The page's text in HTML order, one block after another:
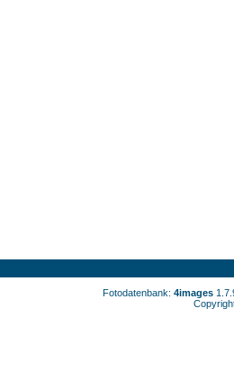
Fotodatenbank: 4images